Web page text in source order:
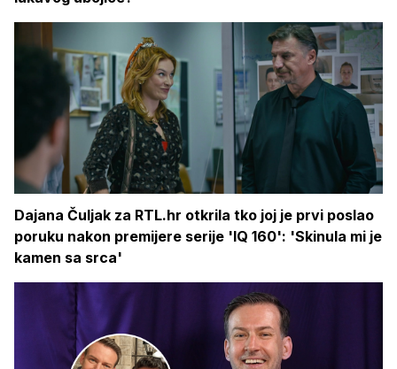
Dajana Čuljak za RTL.hr otkrila tko joj je prvi poslao
poruku nakon premijere serije 'IQ 160': 'Skinula mi je
kamen sa srca'